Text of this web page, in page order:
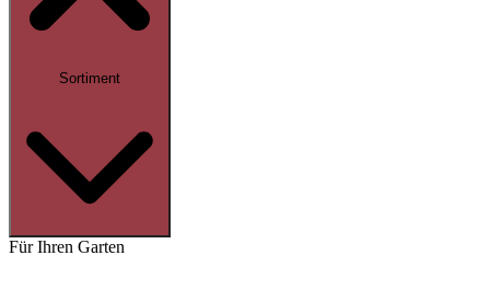
Sortiment
Für Ihren Garten